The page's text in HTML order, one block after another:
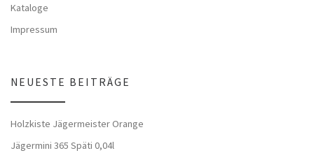
Kataloge
Impressum
NEUESTE BEITRÄGE
Holzkiste Jägermeister Orange
Jägermini 365 Späti 0,04l